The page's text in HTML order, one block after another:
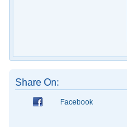
Share On:
Facebook